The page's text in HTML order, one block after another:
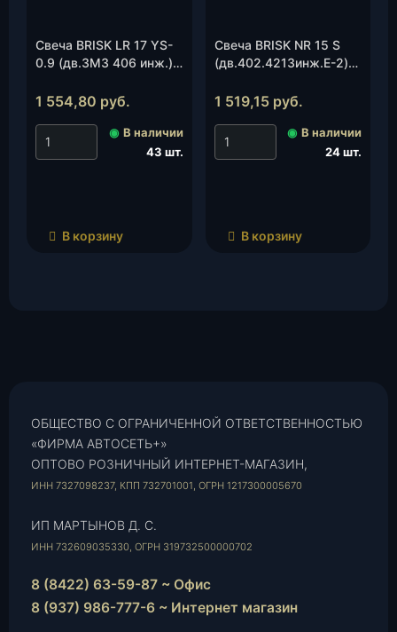
Свеча BRISK LR 17 YS-
0.9 (дв.ЗМЗ 406 инж.)
1 554,80 руб.
◉ В наличии
43 шт.
В корзину
Свеча BRISK NR 15 S
(дв.402.4213инж.E-2)
1 519,15 руб.
◉ В наличии
24 шт.
В корзину
ОБЩЕСТВО С ОГРАНИЧЕННОЙ ОТВЕТСТВЕННОСТЬЮ
«ФИРМА АВТОСЕТЬ+»
ОПТОВО РОЗНИЧНЫЙ ИНТЕРНЕТ-МАГАЗИН,
ИНН 7327098237, КПП 732701001, ОГРН 1217300005670
ИП МАРТЫНОВ Д. С.
ИНН 732609035330, ОГРН 319732500000702
8 (8422) 63-59-87 ~ Офис
8 (937) 986-777-6 ~ Интернет магазин